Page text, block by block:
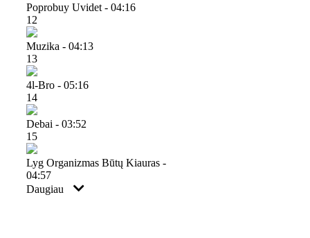
Poprobuy Uvidet - 04:16
12
Muzika - 04:13
13
4l-Bro - 05:16
14
Debai - 03:52
15
Lyg Organizmas Būtų Kiauras -
04:57
Daugiau